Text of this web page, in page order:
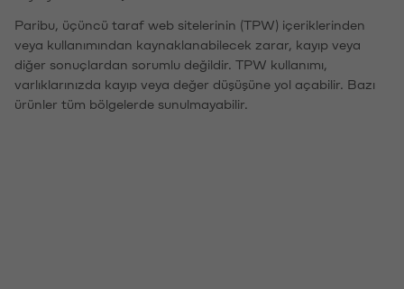
Paribu, üçüncü taraf web sitelerinin (TPW) içeriklerinden
veya kullanımından kaynaklanabilecek zarar, kayıp veya
diğer sonuçlardan sorumlu değildir. TPW kullanımı,
varlıklarınızda kayıp veya değer düşüşüne yol açabilir. Bazı
ürünler tüm bölgelerde sunulmayabilir.